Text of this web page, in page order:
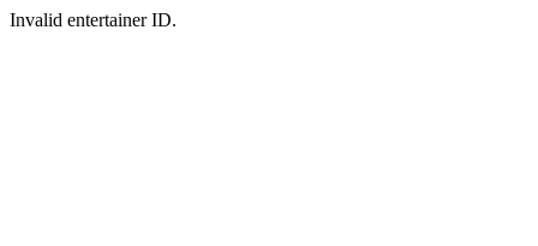
Invalid entertainer ID.